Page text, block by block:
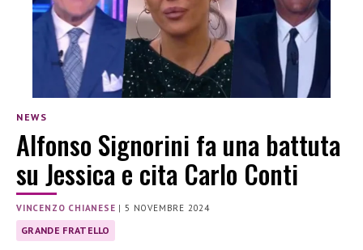
NEWS
Alfonso Signorini fa una battuta
su Jessica e cita Carlo Conti
VINCENZO CHIANESE |5 NOVEMBRE 2024
GRANDE FRATELLO